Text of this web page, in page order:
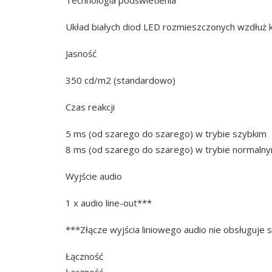
Układ białych diod LED rozmieszczonych wzdłuż
Jasność
350 cd/m2 (standardowo)
Czas reakcji
5 ms (od szarego do szarego) w trybie szybkim
8 ms (od szarego do szarego) w trybie
Wyjście audio
1 x audio line-out***
***Złącze wyjścia liniowego audio nie obsługuje
Łączność